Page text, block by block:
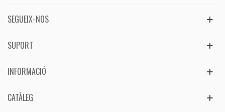
SEGUEIX-NOS
SUPORT
INFORMACIÓ
CATÀLEG